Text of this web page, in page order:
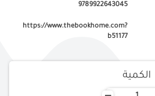
9789922643045
https://www.thebookhome.com?
b51177
الكمية